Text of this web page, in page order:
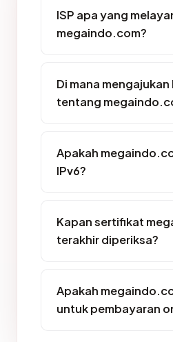
ISP apa yang
megaindo.com?
Di mana mengajukan
tentang
Apakah
IPv6?
Kapan sertifikat
terakhir diperiksa?
Apakah
untuk pembayaran